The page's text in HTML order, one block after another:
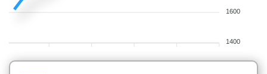
1600
1400